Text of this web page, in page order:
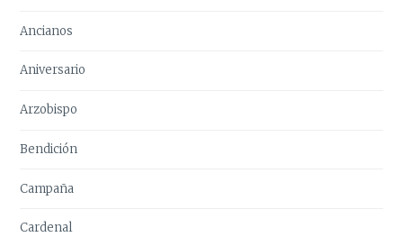
Ancianos
Aniversario
Arzobispo
Bendición
Campaña
Cardenal